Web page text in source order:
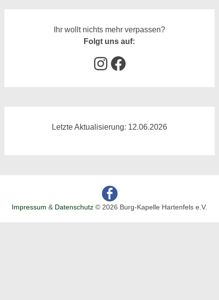
Ihr wollt nichts mehr verpassen?
Folgt uns auf:
Instagram
Facebook
Letzte Aktualisierung: 12.06.2026
Impressum & Datenschutz © 2026 Burg-Kapelle Hartenfels e.V.